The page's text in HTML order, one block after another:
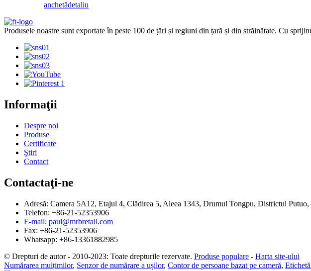
anchetădetaliu
Produsele noastre sunt exportate în peste 100 de țări și regiuni din țară și din străinătate. Cu
Informaţii
Despre noi
Produse
Certificate
Ştiri
Contact
Contactaţi-ne
Adresă: Camera 5A12, Etajul 4, Clădirea 5, Aleea 1343, Drumul Tongpu, Districtul Putuo,
Telefon: +86-21-52353906
E-mail: paul@mrbretail.com
Fax: +86-21-52353906
Whatsapp: +86-13361882985
© Drepturi de autor - 2010-2023: Toate drepturile rezervate. Produse populare - Harta site-ului
Numărarea mulțimilor, Senzor de numărare a ușilor, Contor de persoane bazat pe cameră,